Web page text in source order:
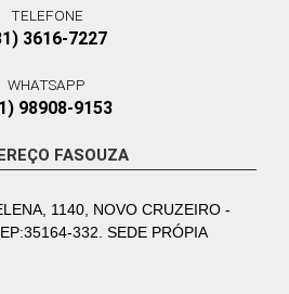
TELEFONE
3616-7227
WHATSAPP
98908-9153
FASOUZA
1140, NOVO CRUZEIRO -
332. SEDE PRÓPIA